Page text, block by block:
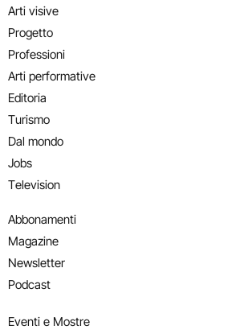
Arti visive
Progetto
Professioni
Arti performative
Editoria
Turismo
Dal mondo
Jobs
Television
Abbonamenti
Magazine
Newsletter
Podcast
Eventi e Mostre